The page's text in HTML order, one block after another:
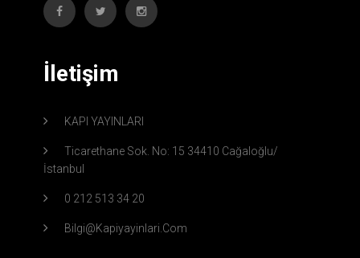
İletişim
KAPI YAYINLARI
Ticarethane Sok. No: 15 34410 Cağaloğlu/
İstanbul
0 212 513 34 20
Bilgi@kapiyayinlari.com